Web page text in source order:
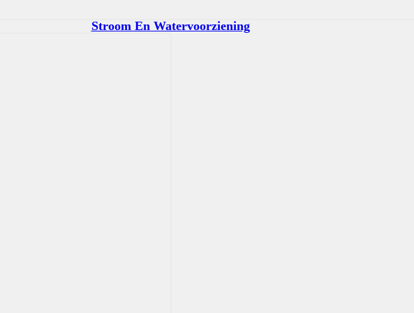
Stroom En Watervoorziening